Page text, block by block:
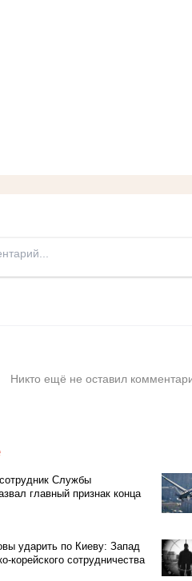
Никто ещё не оставил
Службы
главный признак конца
ударить по Киеву: Запад
корейского сотрудничества